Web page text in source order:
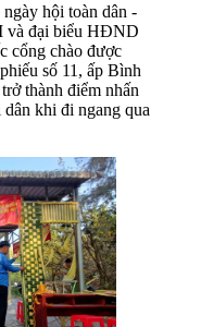
hội toàn dân -
và đại biểu HĐND
cổng chào được
số 11, ấp Bình
thành điểm nhấn
khi đi ngang qua